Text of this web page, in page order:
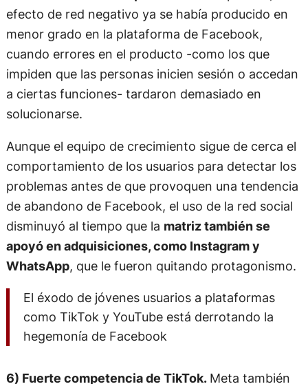
efecto de red negativo ya se había producido en
menor grado en la plataforma de Facebook,
cuando errores en el producto -como los que
impiden que las personas inicien sesión o accedan
a ciertas funciones- tardaron demasiado en
solucionarse.
Aunque el equipo de crecimiento sigue de cerca el
comportamiento de los usuarios para detectar los
problemas antes de que provoquen una tendencia
de abandono de Facebook, el uso de la red social
disminuyó al tiempo que la matriz también se
apoyó en adquisiciones, como Instagram y
WhatsApp, que le fueron quitando protagonismo.
El éxodo de jóvenes usuarios a plataformas
como TikTok y YouTube está derrotando la
hegemonía de Facebook
6) Fuerte competencia de TikTok. Meta también